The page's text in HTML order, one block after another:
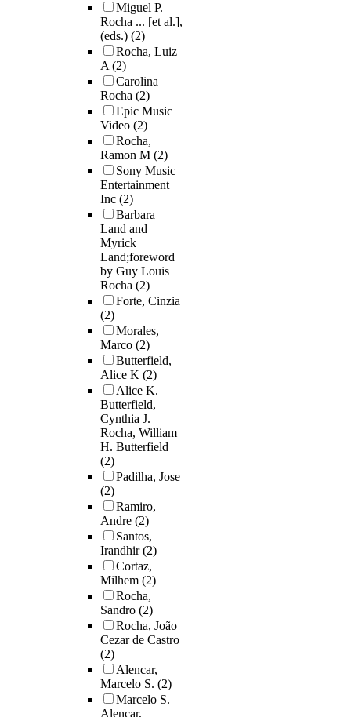
Miguel P.
Rocha ... [et al.],
(eds.) (2)
Rocha, Luiz
A(2)
Carolina
Rocha (2)
Epic Music
Video (2)
Rocha,
Ramon M (2)
Sony Music
Entertainment
Inc (2)
Barbara
Land and
Myrick
Land;foreword
by Guy Louis
Rocha (2)
Forte, Cinzia
(2)
Morales,
Marco (2)
Butterfield,
Alice K (2)
Alice K.
Butterfield,
Cynthia J.
Rocha, William
H. Butterfield
(2)
Padilha, Jose
(2)
Ramiro,
Andre (2)
Santos,
Irandhir(2)
Cortaz,
Milhem (2)
Rocha,
Sandro (2)
Rocha, João
Cezar de Castro
(2)
Alencar,
Marcelo S. (2)
Marcelo S.
Alencar,